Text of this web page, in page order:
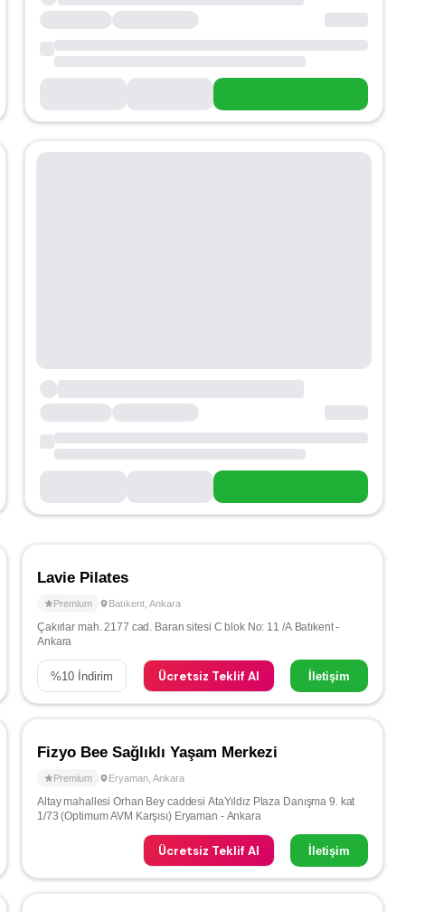
Lavie Pilates
Premium Batıkent Ankara
Çakırlar mah. 2177 cad. Baran sitesi C blok No: 11 /A Batıkent -
Ankara
%10 İndirim Ücretsiz Teklif Al İletişim
Fizyo Bee Sağlıklı Yaşam Merkezi
Premium Eryaman Ankara
Altay mahallesi Orhan Bey caddesi AtaYıldız Plaza Danışma 9. kat
1/73 (Optimum AVM Karşısı) Eryaman - Ankara
Ücretsiz Teklif Al İletişim